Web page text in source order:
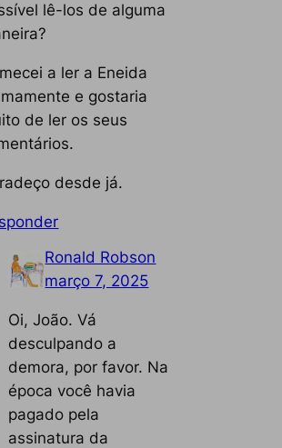
lê-los de alguma
a ler a Eneida
e gostaria
de ler os seus
desde já.
Ronald Robson
março 7, 2025
Oi, João. Vá
desculpando a
demora, por favor. Na
época você havia
pagado pela
assinatura da